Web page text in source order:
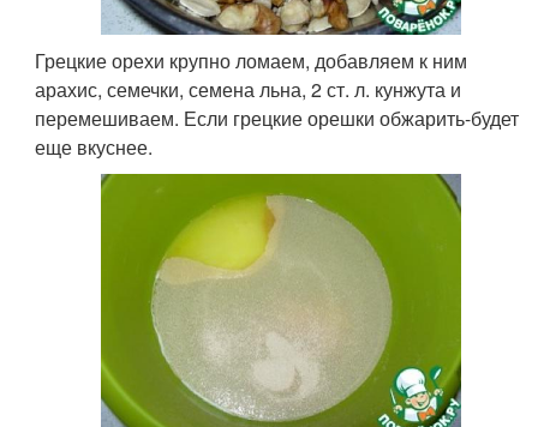
Грецкие орехи крупно ломаем, добавляем к ним
арахис, семечки, семена льна, 2 ст. л. кунжута и
перемешиваем. Если грецкие орешки обжарить-будет
еще вкуснее.